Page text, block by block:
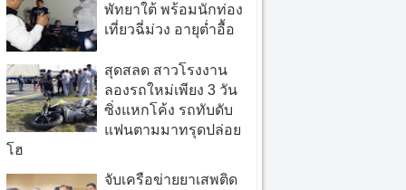
พัทยาใต้ พร้อมนักท่อง
เที่ยวฉี่ม่วง อายุต่ำอื้อ
สุดสลด สาวโรงงาน
ลองรถใหม่เพียง 3 วัน
ซิ่งแหกโค้ง รถทับดับ
แฟนตามมาทรุดปล่อย
โฮ
จับเครือข่ายยาเสพติด